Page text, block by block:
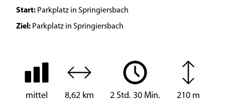
Start: Parkplatz in Springiersbach
Ziel: Parkplatz in Springiersbach
mittel 8,62 km 2 Std. 30 Min. 210 m